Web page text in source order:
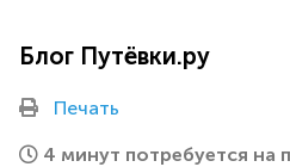
Офисы продаж
Блог Путёвки.ру
Печать
4 минут потребуется на